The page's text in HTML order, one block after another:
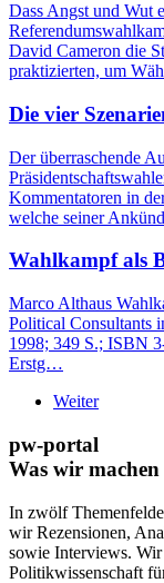
Dass Angst und Wut
David Cameron die
praktizierten, um
Die vier
Der überraschende
Kommentatoren in
welche seiner
Wahlkampf als
Marco Althaus
Political Consultants
1998; 349 S.; ISBN
Erstg…
Weiter
pw-portal
Was wir
In zwölf
wir Rezensionen,
sowie Interviews.
Politikwissenschaft